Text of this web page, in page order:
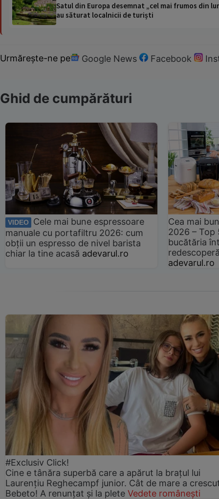
Satul din Europa desemnat „cel mai frumos din
au săturat localnicii de turiști
Urmărește-ne pe Google News Facebook
Ghid de cumpărături
VIDEO
Cele mai bune espressoare
manuale cu portafiltru 2026: cum
obții un espresso de nivel barista
chiar la tine acasă adevarul.ro
Cea mai
2026 –
bucătăria
adevarul.ro
#Exclusiv Click!
Cine e tânăra superbă care a apărut la brațul lui
Laurențiu Reghecampf junior. Cât de mare a
Bebeto! A renunțat și la plete Vedete românești